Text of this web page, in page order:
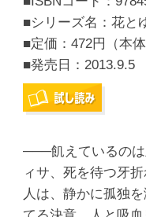
■シリーズ名：花と
■定価：472円（本
■発売日： 2013.9.5
───飢えているの
ィサ、死を待つ牙
人は、静かに孤独